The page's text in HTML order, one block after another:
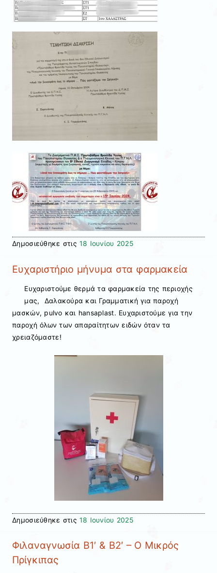
Δημοσιεύθηκε στις 18 Ιουνίου 2025
Ευχαριστήριο μήνυμα στα φαρμακεία
Ευχαριστούμε θερμά τα φαρμακεία της περιοχής
μας, Δαλακούρα και Γραμματική για παροχή
μασκών, pulvo και hansaplast. Ευχαριστούμε για την
παροχή όλων των απαραίτητων ειδών όταν τα
χρειαζόμαστε!
Δημοσιεύθηκε στις 18 Ιουνίου 2025
Φιλαναγνωσία Β1′ & Β2′ – Ο Μικρός
Πρίγκιπας